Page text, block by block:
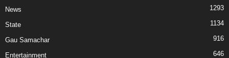
News 1293
State 1134
Gau Samachar 916
Entertainment 646